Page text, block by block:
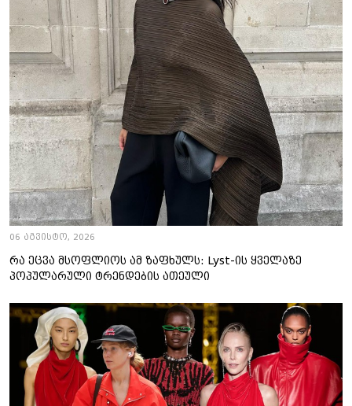
06 აგვისტო, 2026
რა ეცვა მსოფლიოს ამ ზაფხულს: Lyst-ის ყველაზე
პოპულარული ტრენდების ათეული